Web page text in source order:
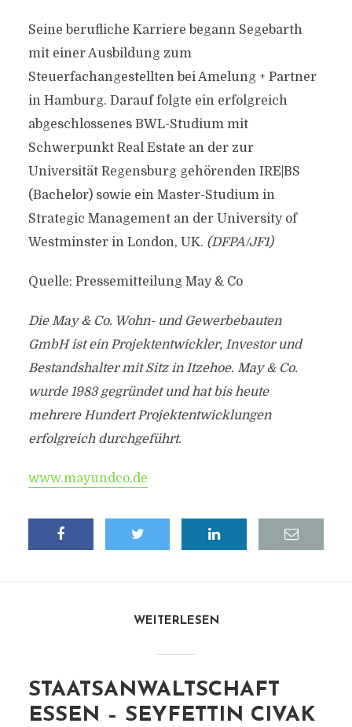
Seine berufliche Karriere begann Segebarth
mit einer Ausbildung zum
Steuerfachangestellten bei Amelung + Partner
in Hamburg. Darauf folgte ein erfolgreich
abgeschlossenes BWL-Studium mit
Schwerpunkt Real Estate an der zur
Universität Regensburg gehörenden IRE|BS
(Bachelor) sowie ein Master-Studium in
Strategic Management an der University of
Westminster in London, UK. (DFPA/JF1)
Quelle: Pressemitteilung May & Co
Die May & Co. Wohn- und Gewerbebauten
GmbH ist ein Projektentwickler, Investor und
Bestandshalter mit Sitz in Itzehoe. May & Co.
wurde 1983 gegründet und hat bis heute
mehrere Hundert Projektentwicklungen
erfolgreich durchgeführt.
www.mayundco.de
WEITERLESEN
STAATSANWALTSCHAFT
ESSEN – SEYFETTIN CIVAK